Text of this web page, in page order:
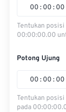
00 : 00 : 00
Tentukan posisi
00:00:00.00
Potong Ujung
00 : 00 : 00
Tentukan posisi
pada